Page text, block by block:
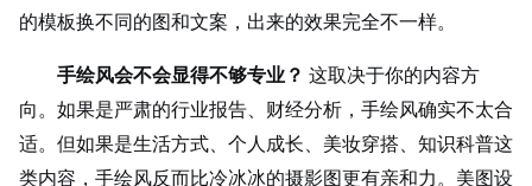
的模板换不同的图和文案，出来的效果完全不一样。
手绘风会不会显得不够专业？ 这取决于你的内容方
向。如果是严肃的行业报告、财经分析，手绘风确实不太合
适。但如果是生活方式、个人成长、美妆穿搭、知识科普这
类内容，手绘风反而比冷冰冰的摄影图更有亲和力。美图设